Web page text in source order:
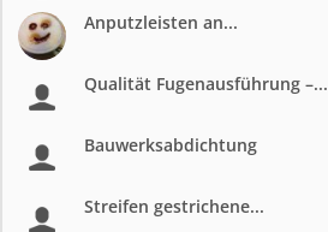
Anputzleisten an...
Qualität Fugenausführung –...
Bauwerksabdichtung
Streifen gestrichene...